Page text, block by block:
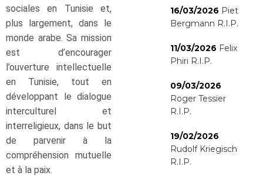
sociales en Tunisie et,
plus largement, dans le
monde arabe. Sa mission
est d’encourager
l’ouverture intellectuelle
en Tunisie, tout en
développant le dialogue
interculturel et
interreligieux, dans le but
de parvenir à la
compréhension mutuelle
et à la paix.
16/03/2026 Piet
Bergmann R.I.P.
11/03/2026 Felix
Phiri R.I.P.
09/03/2026
Roger Tessier
R.I.P.
19/02/2026
Rudolf Kriegisch
R.I.P.